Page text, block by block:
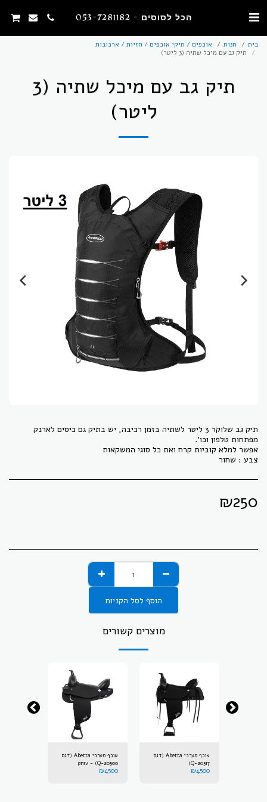
הכל לסוסים - 053-7281182
בית חנות
אוכפים / תיקי אוכפים / חזיות / ארכובות
תיק גב עם מיכל שתיה (3 ליטר)
תיק גב עם מיכל שתיה (3
ליטר)
תיק גב שלוקר 3 ליטר לשתיה בזמן רכיבה, יש בתיק גם כיסים לארנק
צבע : שחור
₪250
הוסף לסל הקניות
מוצרים קשורים
אוכף מערבי Abetta (דגם
20517-Q)
₪4500
אוכף מערבי Abetta (דגם
20500-Q) - עותק
₪4500